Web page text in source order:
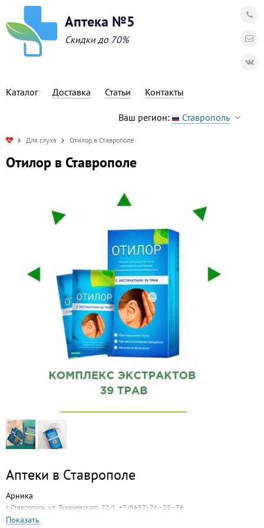
Аптека №5
Скидки до 70%
Каталог Доставка Статьи Контакты
Ваш регион: Ставрополь
Для слуха Отилор в Ставрополе
Отилор в Ставрополе
Аптеки в Ставрополе
Арника
г. Ставрополь, ул. Тухачевского, 22/1, +7 (8652) 76–25–76
Показать